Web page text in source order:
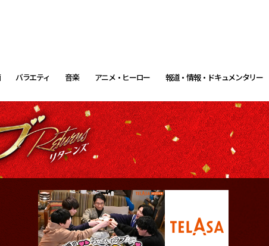
バラエティ 音楽 アニメ・ヒーロー 報道・情報・ドキュメンタリー